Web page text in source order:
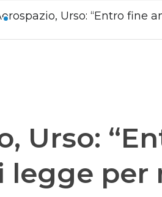
Urso: “Entro fine
Urso:
legge per